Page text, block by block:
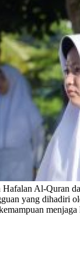
Al-Quran
yang dihadiri